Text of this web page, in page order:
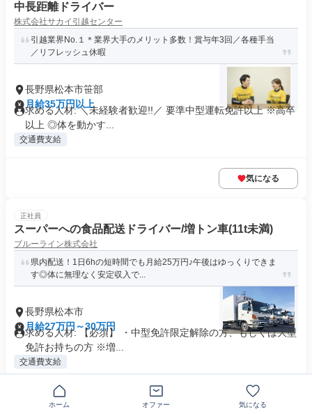
中長距離ドライバー
株式会社サカイ引越センター
引越業界No.１＊業界大手のメリット多数！賞与年3回／各種手当
／リフレッシュ休暇
長野県松本市笹部
月給35万円以上
求める人材: ＼未経験者歓迎!!／ 要準中型運転免許以上 ※高卒
以上 ◎体を動かす...
交通費支給
気になる
正社員
スーパーへの食品配送ドライバー/増トン車(11t未満)
ブルーライン株式会社
県内配送！1日6hの短時間でも月給25万円♪午後はゆっくりできま
す◎体に無理なく安定収入で...
長野県松本市
月給27万円～30万円
求める人材: 【必須】 ・中型免許限定解除の方、もしくは大型
免許お持ちの方 ※増...
交通費支給
気になる
ホーム オファー 気になる